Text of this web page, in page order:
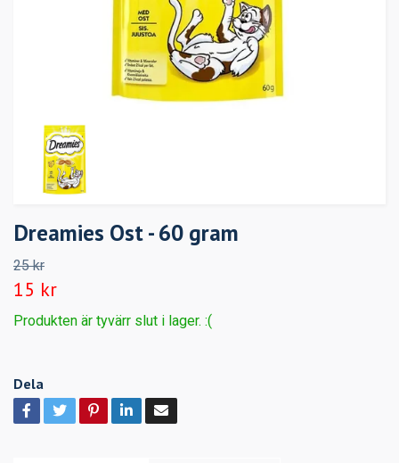
Dreamies Ost - 60 gram
25 kr
15 kr
Produkten är tyvärr slut i lager. :(
Dela